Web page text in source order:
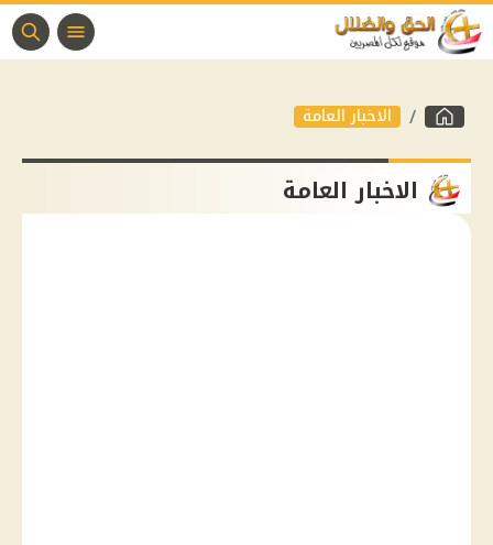
الاخبار العامة
الاخبار العامة